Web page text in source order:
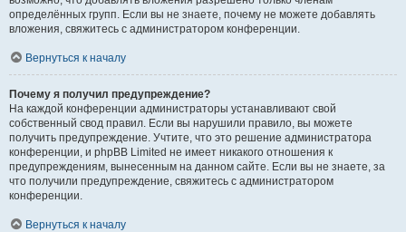
определённых групп. Если вы не знаете, почему не можете добавлять
вложения, свяжитесь с администратором конференции.
Вернуться к началу
Почему я получил предупреждение?
На каждой конференции администраторы устанавливают свой
собственный свод правил. Если вы нарушили правило, вы можете
получить предупреждение. Учтите, что это решение администратора
конференции, и phpBB Limited не имеет никакого отношения к
предупреждениям, вынесенным на данном сайте. Если вы не знаете, за
что получили предупреждение, свяжитесь с администратором
конференции.
Вернуться к началу